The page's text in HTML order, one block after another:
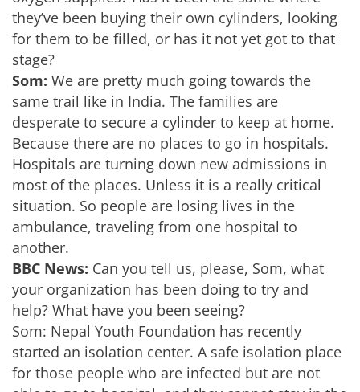
they’ve been buying their own cylinders, looking
for them to be filled, or has it not yet got to that
stage?
Som: We are pretty much going towards the
same trail like in India. The families are
desperate to secure a cylinder to keep at home.
Because there are no places to go in hospitals.
Hospitals are turning down new admissions in
most of the places. Unless it is a really critical
situation. So people are losing lives in the
ambulance, traveling from one hospital to
another.
BBC News: Can you tell us, please, Som, what
your organization has been doing to try and
help? What have you been seeing?
Som: Nepal Youth Foundation has recently
started an isolation center. A safe isolation place
for those people who are infected but are not